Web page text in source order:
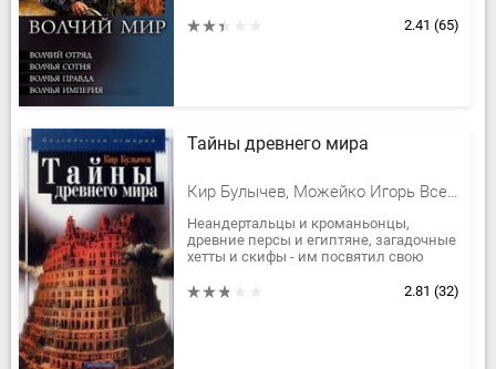
Здесь звенят мечи и звучат
2.41 (65)
Тайны древнего мира
Кир Булычев, Можейко Игорь Всеволодович
Неандертальцы и кроманьонцы,
древние персы и египтяне, загадочные
хетты и скифы - им посвятил свою
под псевдонимом Кир Булычев.2.81 (32)